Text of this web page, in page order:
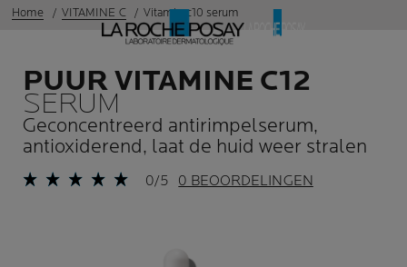
Home VITAMINE C Vitamin c10 serum
PUUR VITAMINE C12
SERUM
Geconcentreerd antirimpelserum,
antioxiderend, laat de huid weer stralen
0/5 0 BEOORDELINGEN